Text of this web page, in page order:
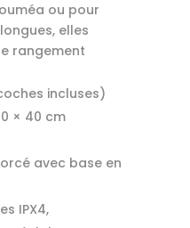
ou pour
elles
rangement
incluses)
× 40 cm
avec base en
IPX4,